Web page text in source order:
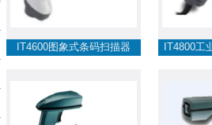
IT4600图象式条码扫描器 IT4800工